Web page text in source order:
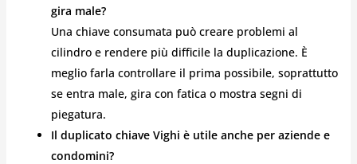
gira male?
Una chiave consumata può creare problemi al
cilindro e rendere più difficile la duplicazione. È
meglio farla controllare il prima possibile, soprattutto
se entra male, gira con fatica o mostra segni di
piegatura.
Il duplicato chiave Vighi è utile anche per aziende e
condomini?